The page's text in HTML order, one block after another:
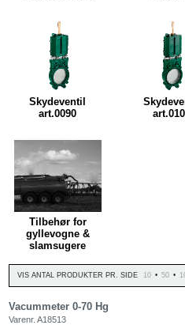
Skydeventil
art.0090
Tilbehør for
gyllevogne &
slamsugere
VIS ANTAL PRODUKTER PR. SIDE 10 • 50 •
Vacummeter 0-70 Hg
Varenr. A18513